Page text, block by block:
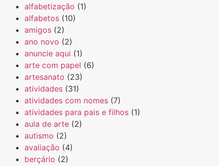
alfabetização (1)
alfabetos (10)
amigos (2)
ano novo (2)
anuncie aqui (1)
arte com papel (6)
artesanato (23)
atividades (31)
atividades com nomes (7)
atividades para pais e filhos (1)
aula de arte (2)
autismo (2)
avaliação (4)
berçário (2)